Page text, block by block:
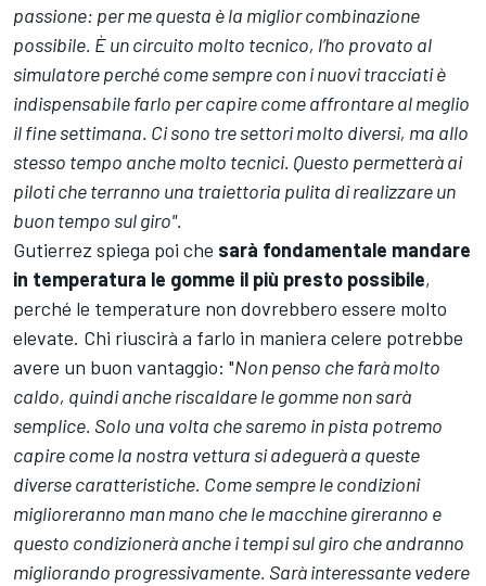
passione: per me questa è la miglior combinazione
possibile. È un circuito molto tecnico, l’ho provato al
simulatore perché come sempre con i nuovi tracciati è
indispensabile farlo per capire come affrontare al meglio
il fine settimana. Ci sono tre settori molto diversi, ma allo
stesso tempo anche molto tecnici. Questo permetterà ai
piloti che terranno una traiettoria pulita di realizzare un
buon tempo sul giro".
Gutierrez spiega poi che sarà fondamentale mandare
in temperatura le gomme il più presto possibile,
perché le temperature non dovrebbero essere molto
elevate. Chi riuscirà a farlo in maniera celere potrebbe
avere un buon vantaggio: "Non penso che farà molto
caldo, quindi anche riscaldare le gomme non sarà
semplice. Solo una volta che saremo in pista potremo
capire come la nostra vettura si adeguerà a queste
diverse caratteristiche. Come sempre le condizioni
miglioreranno man mano che le macchine gireranno e
questo condizionerà anche i tempi sul giro che andranno
migliorando progressivamente. Sarà interessante vedere